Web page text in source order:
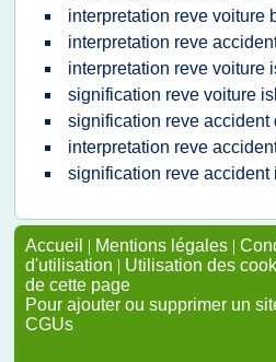
interpretation reve voiture
interpretation reve
interpretation reve voiture
signification reve voiture
signification reve accident
interpretation reve
signification reve accident
Accueil | Mentions légales |
d'utilisation | Utilisation des
de cette page
Pour ajouter ou supprimer un
CGUs